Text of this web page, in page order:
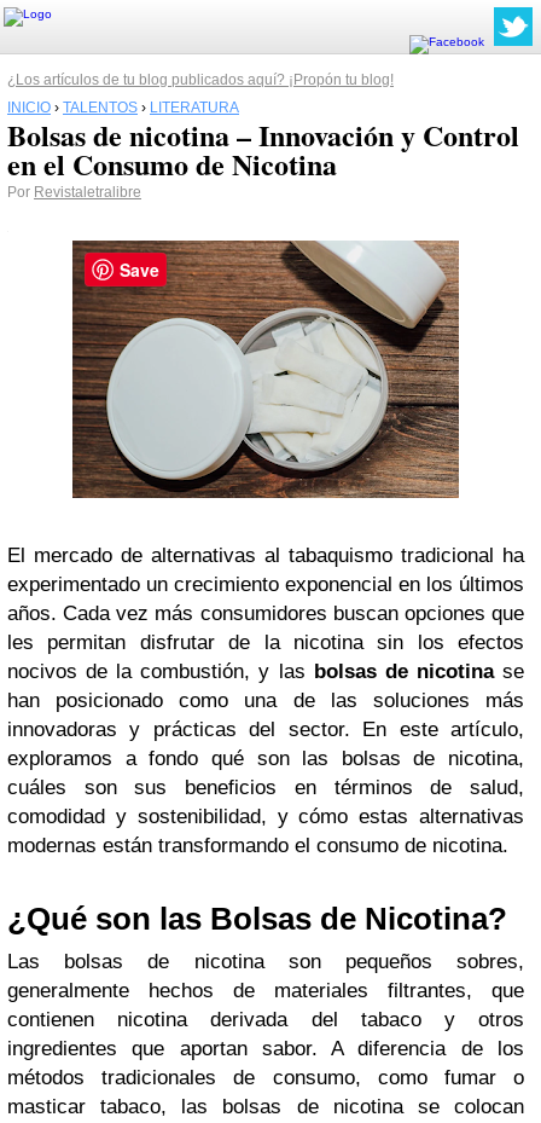
¿Los artículos de tu blog publicados aquí? ¡Propón tu blog!
INICIO › TALENTOS › LITERATURA
Bolsas de nicotina – Innovación y Control
en el Consumo de Nicotina
Por Revistaletralibre
El mercado de alternativas al tabaquismo tradicional ha
experimentado un crecimiento exponencial en los últimos
años. Cada vez más consumidores buscan opciones que
les permitan disfrutar de la nicotina sin los efectos
nocivos de la combustión, y las bolsas de nicotinase
han posicionado como una de las soluciones más
innovadoras y prácticas del sector. En este artículo,
exploramos a fondo qué son las bolsas de nicotina,
cuáles son sus beneficios en términos de salud,
comodidad y sostenibilidad, y cómo estas alternativas
modernas están transformando el consumo de nicotina.
¿Qué son las Bolsas de Nicotina?
Las bolsas de nicotina son pequeños sobres,
generalmente hechos de materiales filtrantes, que
contienen nicotina derivada del tabaco y otros
ingredientes que aportan sabor. A diferencia de los
métodos tradicionales de consumo, como fumar o
masticar tabaco, las bolsas de nicotina se colocan
Save